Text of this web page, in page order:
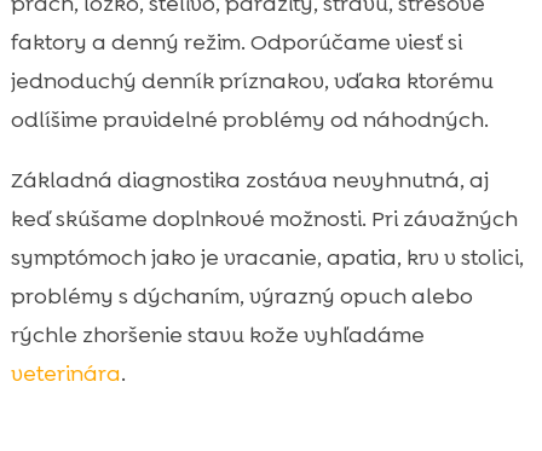
faktory a denný režim. Odporúčame viesť si
jednoduchý denník príznakov, vďaka ktorému
odlíšime pravidelné problémy od náhodných.
Základná diagnostika zostáva nevyhnutná, aj
keď skúšame doplnkové možnosti. Pri závažných
symptómoch jako je vracanie, apatia, krv v stolici,
problémy s dýchaním, výrazný opuch alebo
rýchle zhoršenie stavu kože vyhľadáme
veterinára.